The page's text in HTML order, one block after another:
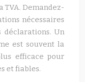
Demandez-
nécessaires
Un
est souvent la
efficace pour
et fiables.